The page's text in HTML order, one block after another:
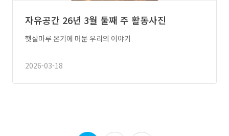
자유공간 26년 3월 둘째 주 활동사진
햇살마루 온기에 머문 우리의 이야기
2026-03-18